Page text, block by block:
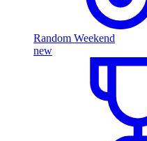
Random Weekend
new